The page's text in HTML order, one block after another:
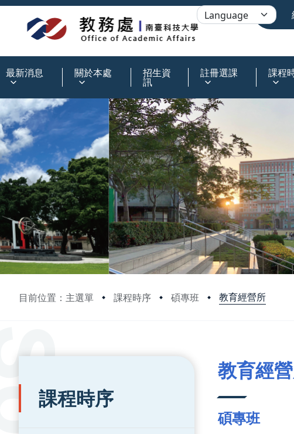
最新消息 關於本處 招生資
訊
註冊選課 課程
目前位置：主選單 課程時序 碩專班 教育經營所
:::
課程時序
教育經
碩專班